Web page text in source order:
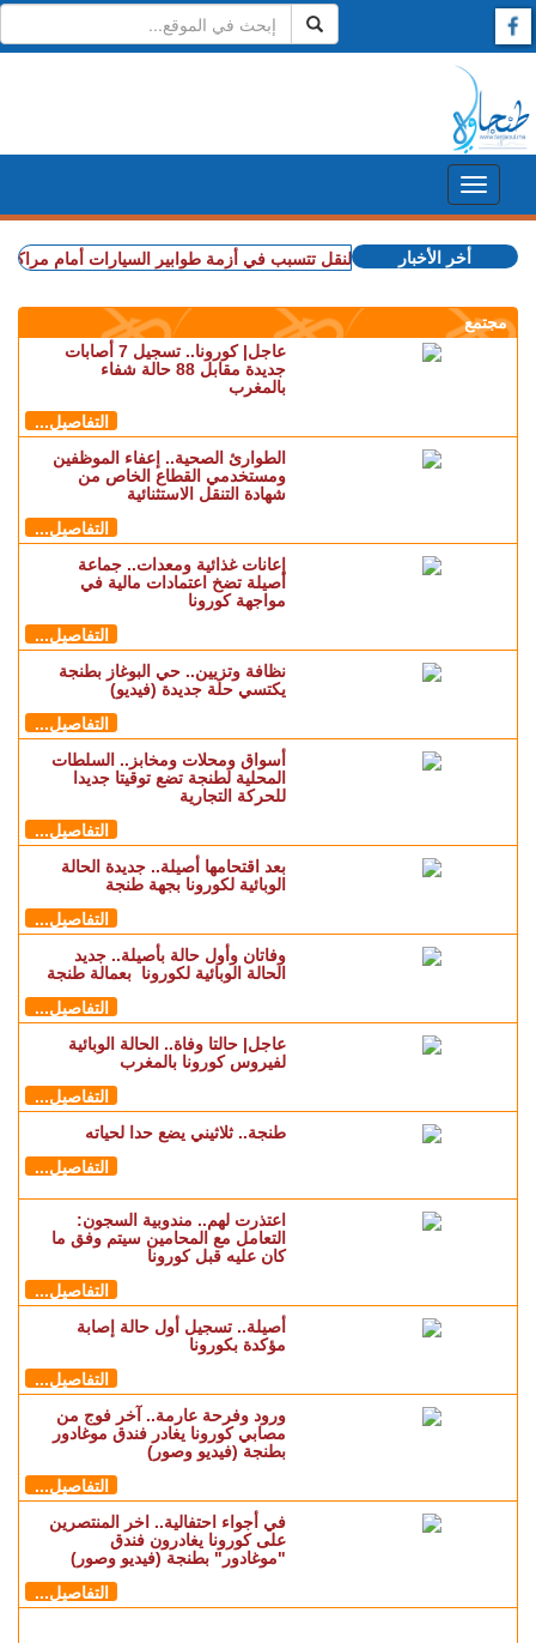
سوء تدبير.. وزارة النقل تتسبب في أزمة طوابير السيارات أمام مراكز الفحص
أخر الأخبار
مجتمع
عاجل| كورونا.. تسجيل 7 أصابات
جديدة مقابل 88 حالة شفاء
بالمغرب
التفاصيل...
الطوارئ الصحية.. إعفاء الموظفين
ومستخدمي القطاع الخاص من
شهادة التنقل الاستثنائية
التفاصيل...
إعانات غذائية ومعدات.. جماعة
أصيلة تضخ اعتمادات مالية في
مواجهة كورونا
التفاصيل...
نظافة وتزيين.. حي البوغاز بطنجة
يكتسي حلة جديدة (فيديو)
التفاصيل...
أسواق ومحلات ومخابز.. السلطات
المحلية لطنجة تضع توقيتا جديدا
للحركة التجارية
التفاصيل...
بعد اقتحامها أصيلة.. جديدة الحالة
الوبائية لكورونا بجهة طنجة
التفاصيل...
وفاتان وأول حالة بأصيلة.. جديد
الحالة الوبائية لكورونا بعمالة طنجة
التفاصيل...
عاجل| حالتا وفاة.. الحالة الوبائية
لفيروس كورونا بالمغرب
التفاصيل...
طنجة.. ثلاثيني يضع حدا لحياته
التفاصيل...
اعتذرت لهم.. مندوبية السجون:
التعامل مع المحامين سيتم وفق ما
كان عليه قبل كورونا
التفاصيل...
أصيلة.. تسجيل أول حالة إصابة
مؤكدة بكورونا
التفاصيل...
ورود وفرحة عارمة.. آخر فوج من
مصابي كورونا يغادر فندق موغادور
بطنجة (فيديو وصور)
التفاصيل...
في أجواء احتفالية.. اخر المنتصرين
على كورونا يغادرون فندق
"موغادور" بطنجة (فيديو وصور)
التفاصيل...